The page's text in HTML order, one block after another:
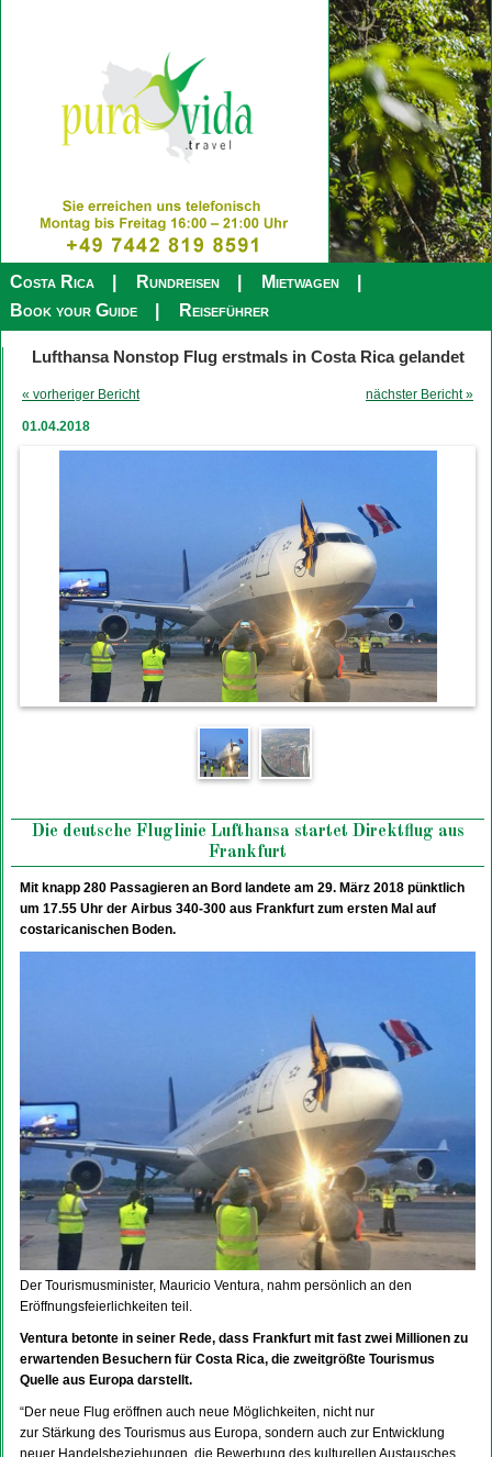
Costa Rica Rundreisen
Mietwagen
Book your Guide
Reiseführer
Lufthansa Nonstop Flug erstmals in Costa Rica gelandet
nächster Bericht »
« vorheriger Bericht
01.04.2018
Die deutsche Fluglinie Lufthansa startet Direktflug aus
Frankfurt
Mit knapp 280 Passagieren an Bord landete am 29. März 2018 pünktlich
um 17.55 Uhr der Airbus 340-300 aus Frankfurt zum ersten Mal auf
costaricanischen Boden.
Der Tourismusminister, Mauricio Ventura, nahm persönlich an den
Eröffnungsfeierlichkeiten teil.
Ventura betonte in seiner Rede, dass Frankfurt mit fast zwei Millionen zu
erwartenden Besuchern für Costa Rica, die zweitgrößte Tourismus
Quelle aus Europa darstellt.
“Der neue Flug eröffnen auch neue Möglichkeiten, nicht nur
zur Stärkung des Tourismus aus Europa, sondern auch zur Entwicklung
neuer Handelsbeziehungen, die Bewerbung des kulturellen Austausches,